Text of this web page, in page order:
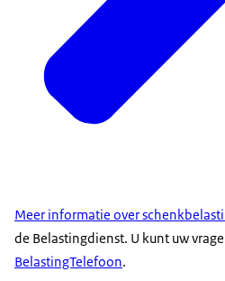
Meer informatie over
de Belastingdienst. U kunt uw
BelastingTelefoon.